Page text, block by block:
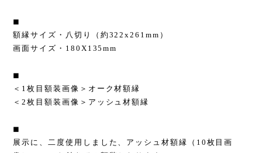
◼︎
額縁サイズ・八切り（約322x261mm）
画面サイズ・180X135mm
◼︎
＜1枚目額装画像＞オーク材額縁
＜2枚目額装画像＞アッシュ材額縁
◼︎
展示に、二度使用しました、アッシュ材額縁（10枚目画